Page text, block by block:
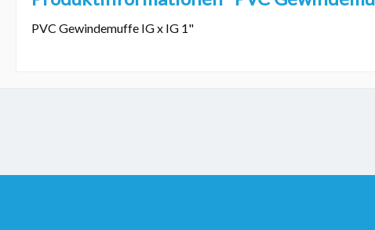
PVC Gewindemuffe IG x IG 1"